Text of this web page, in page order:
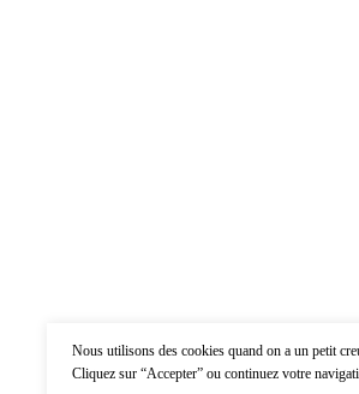
Nous utilisons des cookies quand on a un petit
Cliquez sur “Accepter” ou continuez votre